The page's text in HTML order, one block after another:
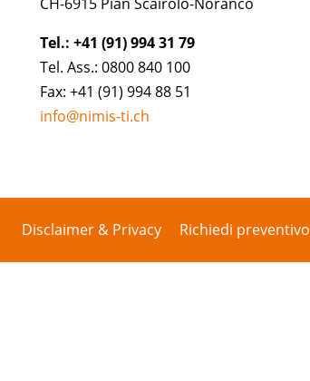
Tel.: +41 (91) 994 31 79
Tel. Ass.: 0800 840 100
Fax: +41 (91) 994 88 51
info@nimis-ti.ch
Disclaimer & Privacy Richiedi preventivo